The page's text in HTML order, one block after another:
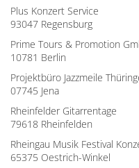
Plus Konzert Service
93047 Regensburg
Prime Tours & Promotion
10781 Berlin
Projektbüro Jazzmeile
07745 Jena
Rheinfelder Gitarrentage
79618 Rheinfelden
Rheingau Musik Festival
65375 Oestrich-Winkel